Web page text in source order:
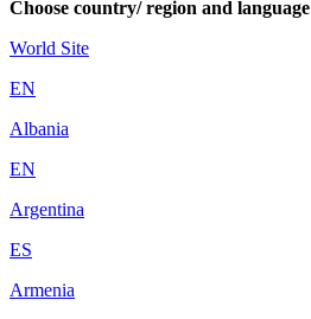
Choose country/ region and language
World Site
EN
Albania
EN
Argentina
ES
Armenia